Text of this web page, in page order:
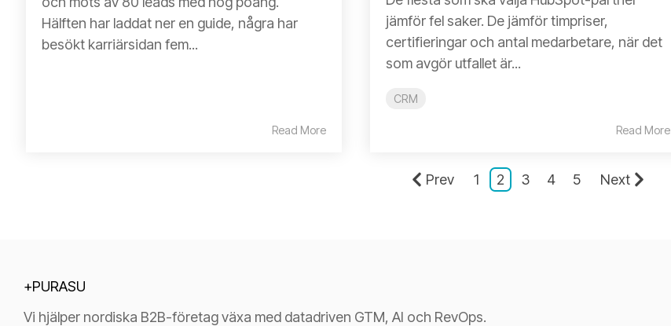
Hälften har laddat ner en guide, några har
besökt karriärsidan fem...
Read More
jämför fel saker. De jämför timpriser,
certifieringar och antal medarbetare, när det
som avgör utfallet är...
CRM
Read More
Prev 1 2 3 4 5 Next
+PURASU
Vi hjälper nordiska B2B-företag växa med datadriven GTM, AI och RevOps.